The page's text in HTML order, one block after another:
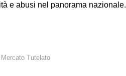
e abusi nel panorama nazionale.
Mercato Tutelato